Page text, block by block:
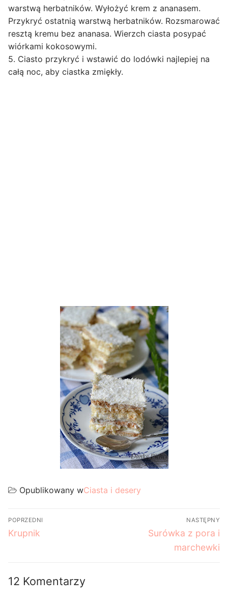
warstwą herbatników. Wyłożyć krem z ananasem.
Przykryć ostatnią warstwą herbatników. Rozsmarować
resztą kremu bez ananasa. Wierzch ciasta posypać
wiórkami kokosowymi.
5. Ciasto przykryć i wstawić do lodówki najlepiej na
całą noc, aby ciastka zmiękły.
Opublikowany wCiasta i desery
Nawigacja
wpisu
POPRZEDNI
Poprzedni
Krupnik
NASTĘPNY
Następny
Surówka z pora i
marchewki
12 Komentarzy